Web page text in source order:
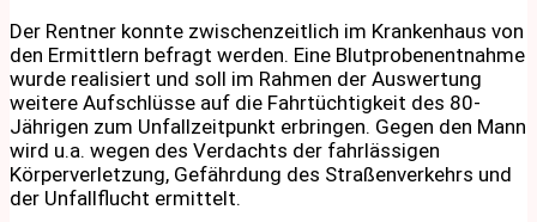
Der Rentner konnte zwischenzeitlich im Krankenhaus von
den Ermittlern befragt werden. Eine Blutprobenentnahme
wurde realisiert und soll im Rahmen der Auswertung
weitere Aufschlüsse auf die Fahrtüchtigkeit des 80-
Jährigen zum Unfallzeitpunkt erbringen. Gegen den Mann
wird u.a. wegen des Verdachts der fahrlässigen
Körperverletzung, Gefährdung des Straßenverkehrs und
der Unfallflucht ermittelt.